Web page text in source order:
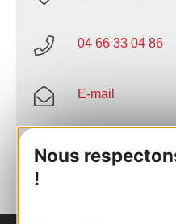
Nous
!
04 66 33 04 86
E-mail
AU CARNET